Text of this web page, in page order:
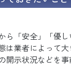
ら「安全」「優
は業者によって
開示状況などを